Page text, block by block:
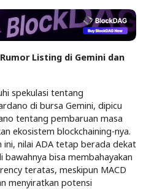
Listing di Gemini dan
spekulasi tentang
di bursa Gemini, dipicu
tentang pembaruan masa
ekosistem blockchaining-nya.
ini, nilai ADA tetap berada dekat
bisa membahayakan
teratas, meskipun MACD
menyiratkan potensi